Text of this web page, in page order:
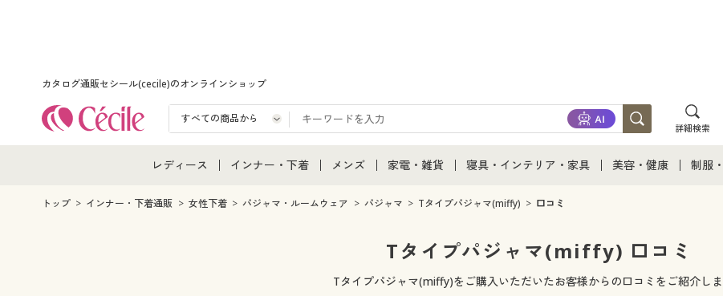
カタログ通販セシール(cecile)のオンラインショップ
詳細検索
レディース
レディース通販すべて
インナー・下着
インナー・下着通販すべて
メンズ
メンズ通販すべて
メンズファッション
メンズ下着
家電・雑貨
家電・雑貨すべて
家電
キッチン・雑貨・日用品
寝具・インテリア・家具
寝具・インテリア・家具通販すべて
家具・収納
寝具・ベッド
美容・健康
美容・健康・サプリ
制服
ジュ
トップ インナー・下着通販 女性下着 パジャマ・ルームウェア パジャマ Tタイプパジャマ(miffy) 口コミ
Tタイプパジャマ(miffy) 口コミ
Tタイプパジャマ(miffy)をご購入いただいたお客様からの口コミをご紹介しま